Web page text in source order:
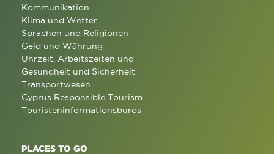
Kommunikation
Klima und Wetter
Sprachen und Religionen
Geld und Währung
Uhrzeit, Arbeitszeiten und
Gesundheit und Sicherheit
Transportwesen
Cyprus Responsible Tourism
Touristeninformationsbüros
PLACES TO GO